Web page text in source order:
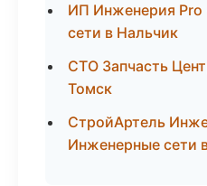
ИП Инженерия
сети в Нальчик
СТО Запчасть
Томск
СтройАртель
Инженерные сети